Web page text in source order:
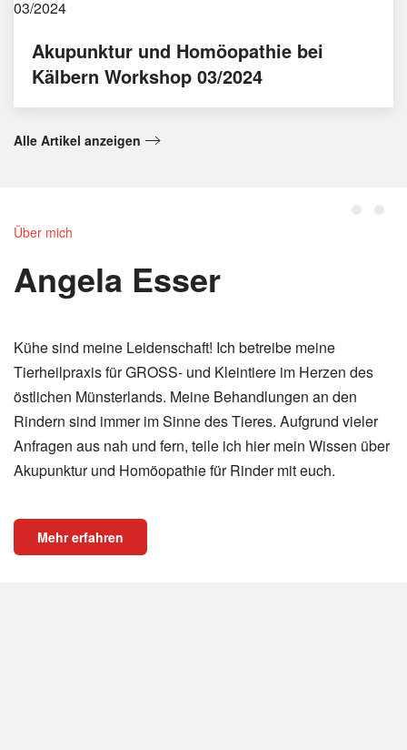
Akupunktur und Homöopathie bei
Kälbern Workshop 03/2024
Alle Artikel anzeigen
Über mich
Angela Esser
Kühe sind meine Leidenschaft! Ich betreibe meine
Tierheilpraxis für GROSS- und Kleintiere im Herzen des
östlichen Münsterlands. Meine Behandlungen an den
Rindern sind immer im Sinne des Tieres. Aufgrund vieler
Anfragen aus nah und fern, teile ich hier mein Wissen über
Akupunktur und Homöopathie für Rinder mit euch.
Mehr erfahren